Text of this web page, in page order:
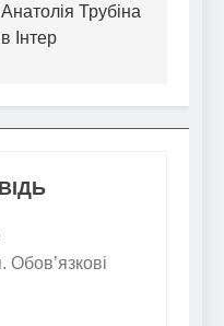
Анатолія Трубіна
в Інтер
Обов’язкові